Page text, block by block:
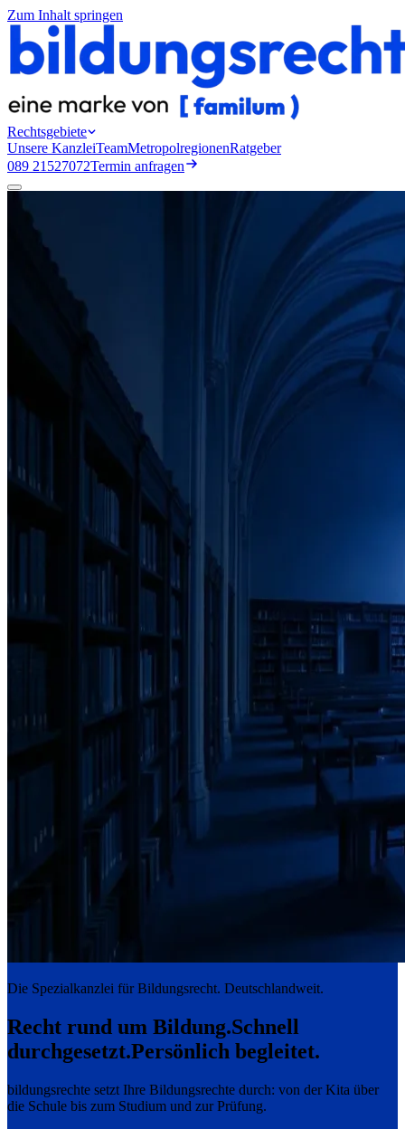
Zum Inhalt springen
Rechtsgebiete
Unsere KanzleiTeamMetropolregionenRatgeber
089 21527072Termin anfragen
Die Spezialkanzlei für Bildungsrecht. Deutschlandweit.
Recht rund um Bildung.Schnell
durchgesetzt.Persönlich begleitet.
bildungsrechte setzt Ihre Bildungsrechte durch: von der Kita über
die Schule bis zum Studium und zur Prüfung.